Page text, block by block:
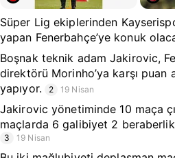
Süper Lig ekiplerinden
yapan Fenerbahçe’ye konuk
Boşnak teknik adam Jakirovic,
direktörü Morinho’ya karşı puan
yapıyor.
2 19 Nisan
Jakirovic yönetiminde 10 maça
maçlarda 6 galibiyet 2
3 19 Nisan